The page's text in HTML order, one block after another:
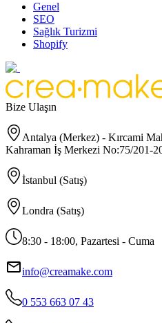
Genel
SEO
Sağlık Turizmi
Shopify
Bize Ulaşın
Antalya (Merkez) - Kırcami
Kahraman İş Merkezi No:75/201-
İstanbul (Satış)
Londra (Satış)
8:30 - 18:00, Pazartesi - Cuma
info@creamake.com
0 553 663 07 43